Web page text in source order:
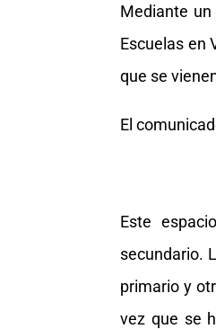
Mediante
Escuelas en
que se
El
Este
secundario.
primario y
vez que se